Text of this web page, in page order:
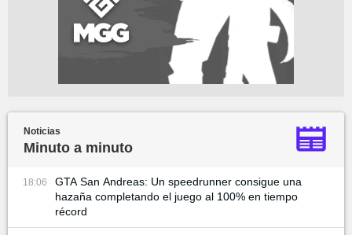
Noticias
Minuto a minuto
18:06
GTA San Andreas: Un speedrunner consigue una
hazaña completando el juego al 100% en tiempo
récord